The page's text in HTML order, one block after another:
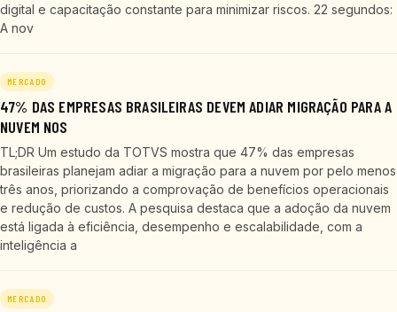
digital e capacitação constante para minimizar riscos. 22 segundos:
A nov
MERCADO
47% DAS EMPRESAS BRASILEIRAS DEVEM ADIAR MIGRAÇÃO PARA A
NUVEM NOS
TL;DR Um estudo da TOTVS mostra que 47% das empresas
brasileiras planejam adiar a migração para a nuvem por pelo menos
três anos, priorizando a comprovação de benefícios operacionais
e redução de custos. A pesquisa destaca que a adoção da nuvem
está ligada à eficiência, desempenho e escalabilidade, com a
inteligência a
MERCADO